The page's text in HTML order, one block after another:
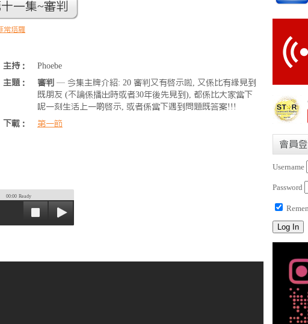
一集~審判
常塔羅
主持：
Phoebe
主題：
審判 — 今集主牌介紹: 20 審判又有啟示啦, 又係比有緣見到
既朋友 (不論係播出時或者30年後先見到), 都係比大家當下
呢一刻生活上一啲啟示, 或者係當下遇到問題既答案!!!
下載：
第一節
00:00 Ready
會員
Username
Password